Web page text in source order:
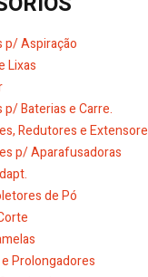
p/ Aspiração
Lixas
Baterias e Carre.
Redutores e
p/ Aparafusadoras
de Pó
Prolongadores